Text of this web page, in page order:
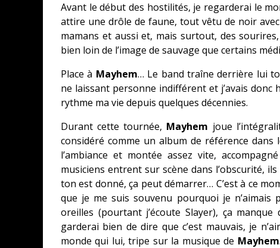
Avant le début des hostilités, je regarderai le
attire une drôle de faune, tout vêtu de noir
mamans et aussi et, mais surtout, des
bien loin de l’image de sauvage que certains
Place à Mayhem… Le band traîne derrière lui
ne laissant personne indifférent et j’avais donc
rythme ma vie depuis quelques décennies.
Durant cette tournée, Mayhem joue
considéré comme un album de référence dans
l’ambiance et montée assez vite,
musiciens entrent sur scène dans l’obscurité,
ton est donné, ça peut démarrer… C’est à ce
que je me suis souvenu pourquoi je
oreilles (pourtant j’écoute Slayer), ça
garderai bien de dire que c’est mauvais, je
monde qui lui, tripe sur la musique de Mayhem